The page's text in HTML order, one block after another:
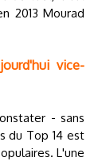
2013 Mourad
vice-
- sans
du Top 14 est
L'une